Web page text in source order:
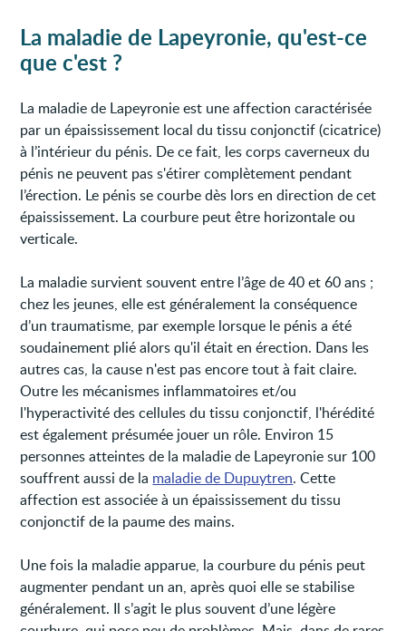
La maladie de Lapeyronie, qu'est-ce
que c'est ?
La maladie de Lapeyronie est une affection caractérisée
par un épaississement local du tissu conjonctif (cicatrice)
à l’intérieur du pénis. De ce fait, les corps caverneux du
pénis ne peuvent pas s'étirer complètement pendant
l’érection. Le pénis se courbe dès lors en direction de cet
épaississement. La courbure peut être horizontale ou
verticale.
La maladie survient souvent entre l’âge de 40 et 60 ans ;
chez les jeunes, elle est généralement la conséquence
d’un traumatisme, par exemple lorsque le pénis a été
soudainement plié alors qu'il était en érection. Dans les
autres cas, la cause n'est pas encore tout à fait claire.
Outre les mécanismes inflammatoires et/ou
l'hyperactivité des cellules du tissu conjonctif, l'hérédité
est également présumée jouer un rôle. Environ 15
personnes atteintes de la maladie de Lapeyronie sur 100
souffrent aussi de la maladie de Dupuytren. Cette
affection est associée à un épaississement du tissu
conjonctif de la paume des mains.
Une fois la maladie apparue, la courbure du pénis peut
augmenter pendant un an, après quoi elle se stabilise
généralement. Il s’agit le plus souvent d’une légère